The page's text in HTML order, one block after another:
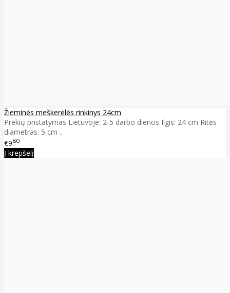
Žieminės meškerėlės rinkinys 24cm
Prekių pristatymas Lietuvoje: 2-5 darbo dienos Ilgis: 24 cm Ritės
diametras: 5 cm ..
€980
Į krepšelį